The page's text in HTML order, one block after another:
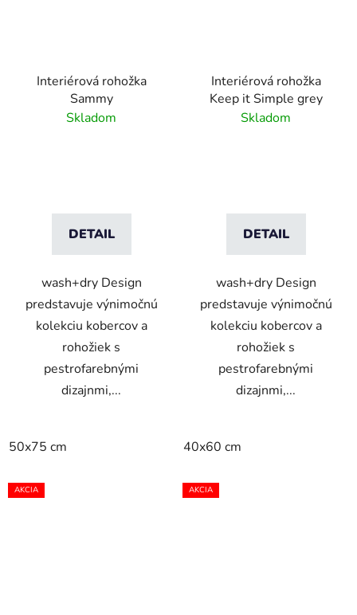
Interiérová rohožka
Sammy
Skladom
DETAIL
wash+dry Design
predstavuje výnimočnú
kolekciu kobercov a
rohožiek s
pestrofarebnými
dizajnmi,...
50x75 cm
Interiérová rohožka
Keep it Simple grey
Skladom
DETAIL
wash+dry Design
predstavuje výnimočnú
kolekciu kobercov a
rohožiek s
pestrofarebnými
dizajnmi,...
40x60 cm
AKCIA AKCIA